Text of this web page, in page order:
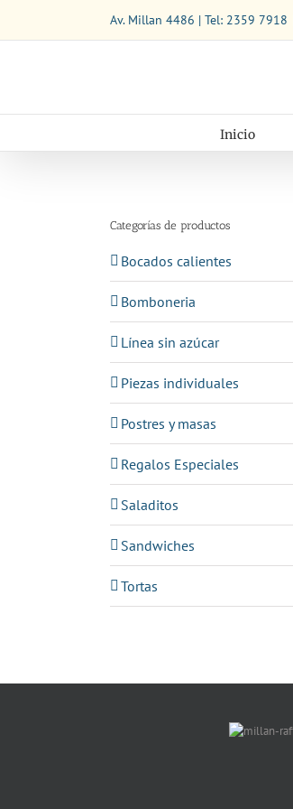
contenido
Av. Millan 4486 | Tel: 2359 7918
Inicio
Categorías de productos
Bocados calientes
Bomboneria
Línea sin azúcar
Piezas individuales
Postres y masas
Regalos Especiales
Saladitos
Sandwiches
Tortas